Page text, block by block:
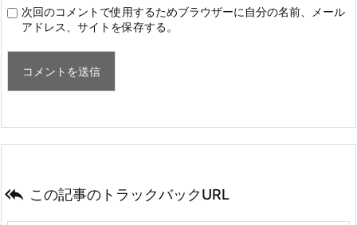
次回のコメントで使用するためブラウザーに自分の名前、メール
アドレス、サイトを保存する。
 この記事のトラックバックURL